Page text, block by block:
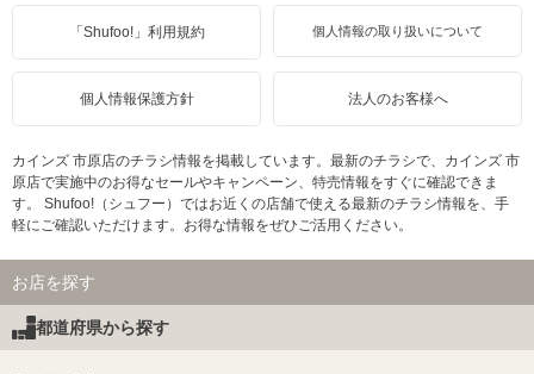
「Shufoo!」利用規約 個人情報の取り扱いについて
個人情報保護方針 法人のお客様へ
カインズ 市原店のチラシ情報を掲載しています。最新のチラシで、カインズ 市
原店で実施中のお得なセールやキャンペーン、特売情報をすぐに確認できま
す。 Shufoo!（シュフー）ではお近くの店舗で使える最新のチラシ情報を、手
軽にご確認いただけます。お得な情報をぜひご活用ください。
お店を探す
都道府県から探す